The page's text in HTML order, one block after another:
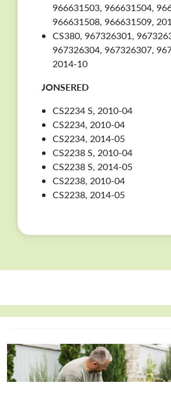
966631503, 966631504,
966631508, 966631509,
CS380, 967326301,
967326304, 967326307,
2014-10
JONSERED
CS2234 S, 2010-04
CS2234, 2010-04
CS2234, 2014-05
CS2238 S, 2010-04
CS2238 S, 2014-05
CS2238, 2010-04
CS2238, 2014-05